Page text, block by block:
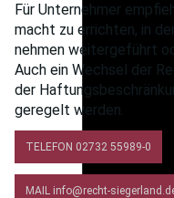
Für Unter­nehmer
macht zu errichten, in
nehmen weiter­geführt
Auch ein Wechsel der
der
geregelt werden.
TELEFON 02732 55989-0
MAIL info@recht-